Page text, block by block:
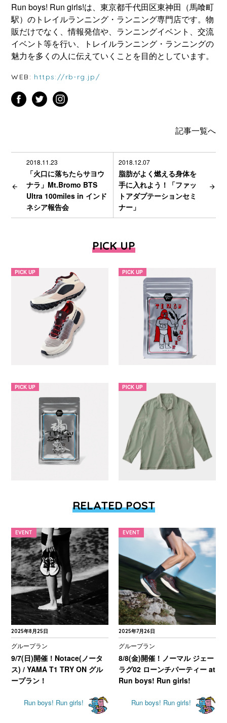
Run boys! Run girls!は、東京都千代田区東神田（馬喰町
駅）のトレイルランニング・ランニング専門店です。物
販だけでなく、情報発信や、ランニングイベント、交流
イベント等を行い、トレイルランニング・ランニングの
魅力を多くの人に伝えていくことを目的としています。
WEB: https://rb-rg.jp/
記事一覧へ
2018.11.23
「火口に落ちたらサヨウ
ナラ」Mt.Bromo BTS
Ultra 100miles in インド
ネシア報告会
2018.12.07
脂肪がよく燃える身体を
手に入れよう！「ファッ
トアダプテーションセミ
ナー」
PICK UP
PICK UP PICK UP
PICK UP PICK UP
RELATED POST
2025年8月25日
EVENT
グループラン
9/7(日)開催！Notace(ノータ
ス) / YAMA T1 TRY ON グル
ープラン！
Run boys! Run girls!
2025年7月26日
EVENT
グループラン
8/8(金)開催！ノーマル ジェー
ラグ02 ローンチパーティー at
Run boys! Run girls!
Run boys! Run girls!